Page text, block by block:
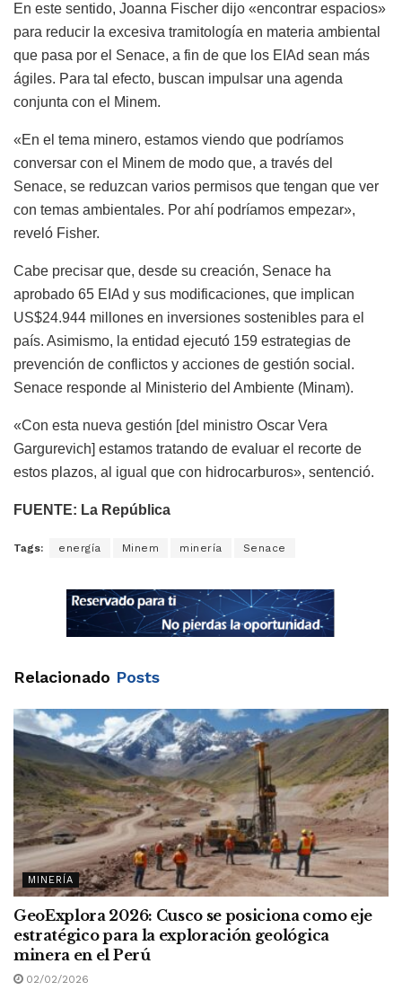
En este sentido, Joanna Fischer dijo «encontrar espacios»
para reducir la excesiva tramitología en materia ambiental
que pasa por el Senace, a fin de que los EIAd sean más
ágiles. Para tal efecto, buscan impulsar una agenda
conjunta con el Minem.
«En el tema minero, estamos viendo que podríamos
conversar con el Minem de modo que, a través del
Senace, se reduzcan varios permisos que tengan que ver
con temas ambientales. Por ahí podríamos empezar»,
reveló Fisher.
Cabe precisar que, desde su creación, Senace ha
aprobado 65 EIAd y sus modificaciones, que implican
US$24.944 millones en inversiones sostenibles para el
país. Asimismo, la entidad ejecutó 159 estrategias de
prevención de conflictos y acciones de gestión social.
Senace responde al Ministerio del Ambiente (Minam).
«Con esta nueva gestión [del ministro Oscar Vera
Gargurevich] estamos tratando de evaluar el recorte de
estos plazos, al igual que con hidrocarburos», sentenció.
FUENTE: La República
Tags: energía Minem minería Senace
Relacionado Posts
MINERÍA
GeoExplora 2026: Cusco se posiciona como eje
estratégico para la exploración geológica
minera en el Perú
02/02/2026